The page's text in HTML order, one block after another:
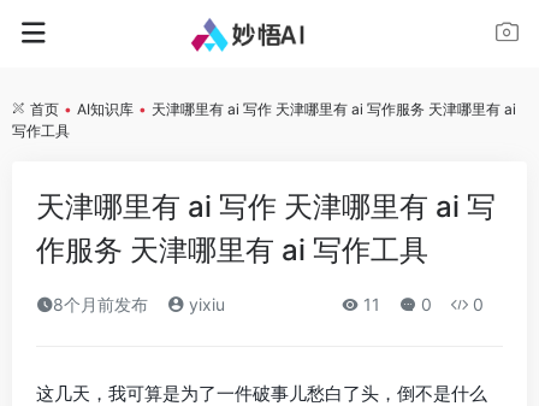
首页 • AI知识库 • 天津哪里有 ai 写作 天津哪里有 ai 写作服务 天津哪里有 ai
写作工具
天津哪里有 ai 写作 天津哪里有 ai 写
作服务 天津哪里有 ai 写作工具
8个月前发布 yixiu 11 0 0
这几天，我可算是为了一件破事儿愁白了头，倒不是什么